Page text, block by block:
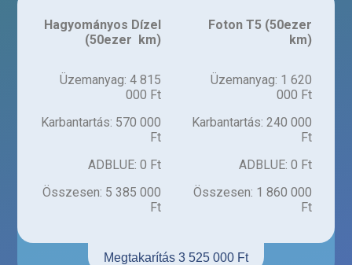
Megtakarítás 3 525 000 Ft
Hagyományos Dízel
(50ezer km)
Üzemanyag: 4 815
000 Ft
Karbantartás: 570 000
Ft
ADBLUE: 0 Ft
Összesen: 5 385 000
Ft
Foton T5 (50ezer
km)
Üzemanyag: 1 620
000 Ft
Karbantartás: 240 000
Ft
ADBLUE: 0 Ft
Összesen: 1 860 000
Ft